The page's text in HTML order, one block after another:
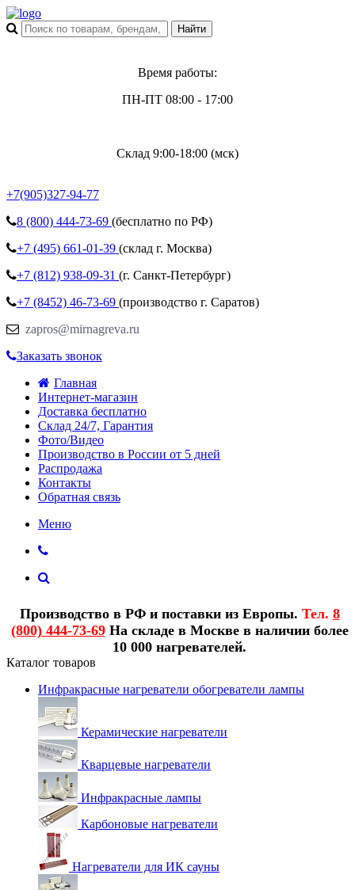
Время работы:
ПН-ПТ 08:00 - 17:00
Склад 9:00-18:00 (мск)
+7(905)327-94-77
8 (800) 444-73-69 (бесплатно по РФ)
+7 (495) 661-01-39 (склад г. Москва)
+7 (812) 938-09-31 (г. Санкт-Петербург)
+7 (8452) 46-73-69 (производство г. Саратов)
zapros@mirnagreva.ru
Заказать звонок
Главная
Интернет-магазин
Доставка бесплатно
Склад 24/7, Гарантия
Фото/Видео
Производство в России от 5 дней
Распродажа
Контакты
Обратная связь
Меню
Производство в РФ и поставки из Европы. Тел. 8
(800) 444-73-69На складе в Москве в наличии более
10 000 нагревателей.
Каталог товаров
Инфракрасные нагреватели обогреватели лампы
Керамические нагреватели
Кварцевые нагреватели
Инфракрасные лампы
Карбоновые нагреватели
Нагреватели для ИК сауны